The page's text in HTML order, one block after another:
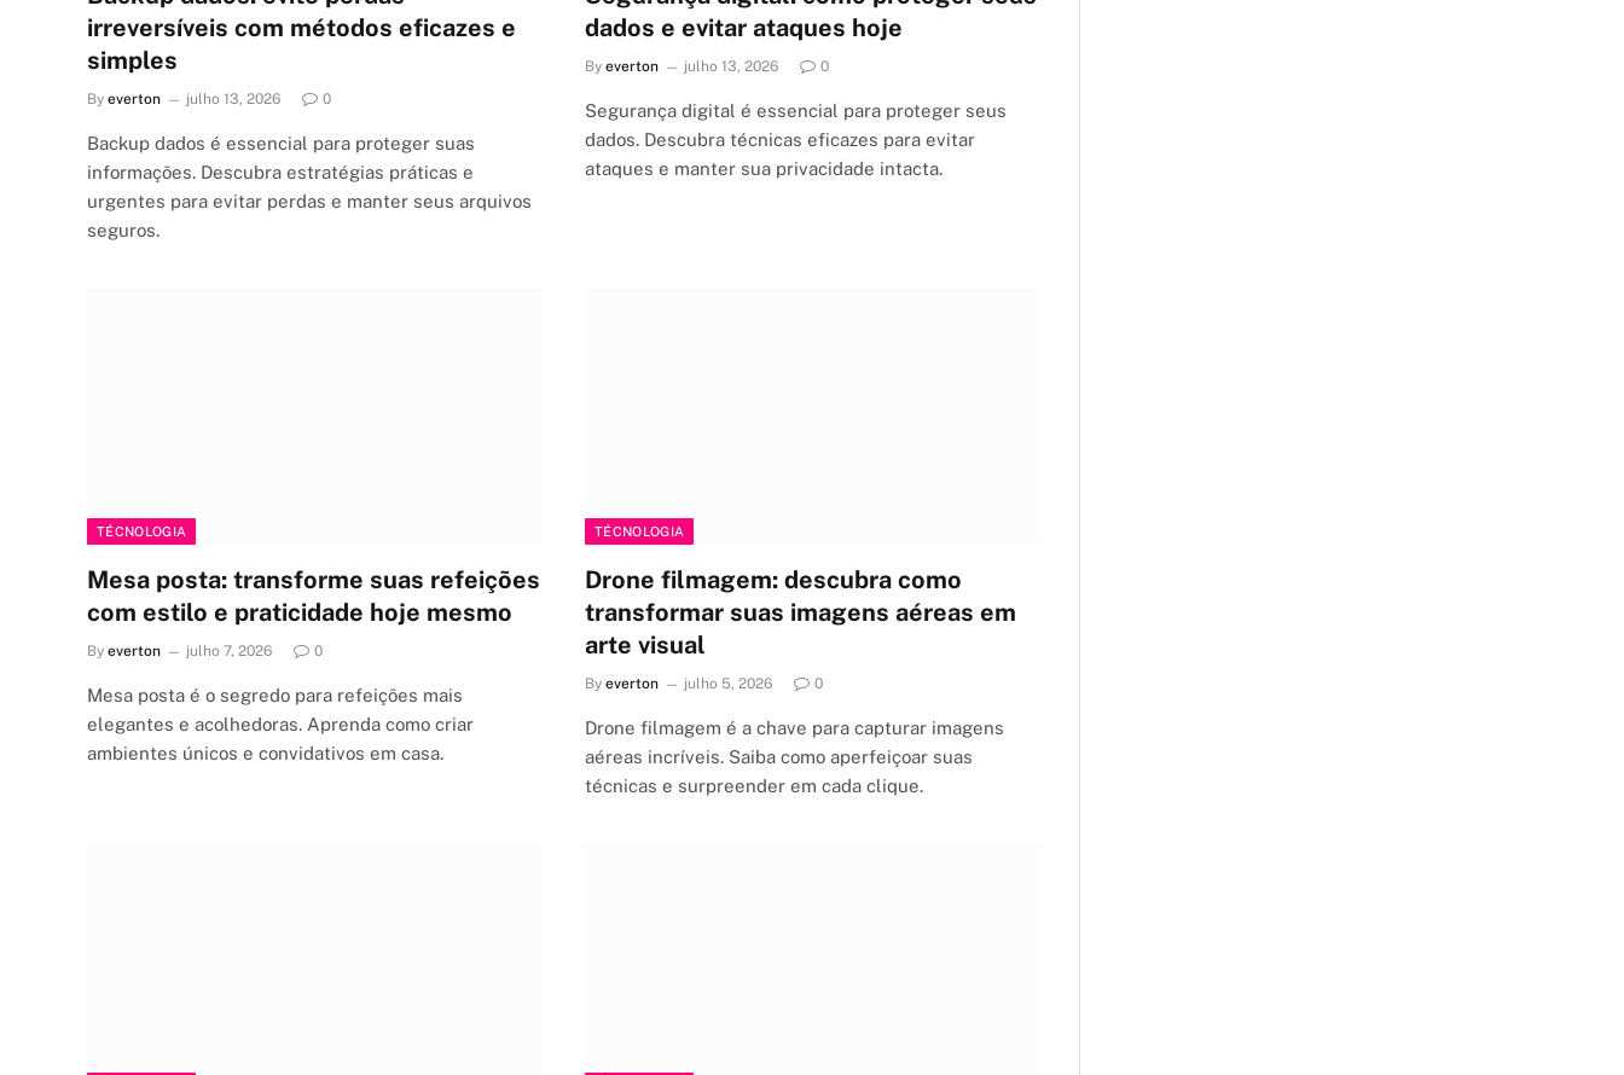
irreversíveis com métodos eficazes e
simples
By everton julho 13, 2026 0
Backup dados é essencial para proteger suas
informações. Descubra estratégias práticas e
urgentes para evitar perdas e manter seus arquivos
seguros.
dados e evitar ataques hoje
By everton julho 13, 2026 0
Segurança digital é essencial para proteger seus
dados. Descubra técnicas eficazes para evitar
ataques e manter sua privacidade intacta.
TÉCNOLOGIA
Mesa posta: transforme suas refeições
com estilo e praticidade hoje mesmo
By everton julho 7, 2026 0
Mesa posta é o segredo para refeições mais
elegantes e acolhedoras. Aprenda como criar
ambientes únicos e convidativos em casa.
TÉCNOLOGIA
Drone filmagem: descubra como
transformar suas imagens aéreas em
arte visual
By everton julho 5, 2026 0
Drone filmagem é a chave para capturar imagens
aéreas incríveis. Saiba como aperfeiçoar suas
técnicas e surpreender em cada clique.